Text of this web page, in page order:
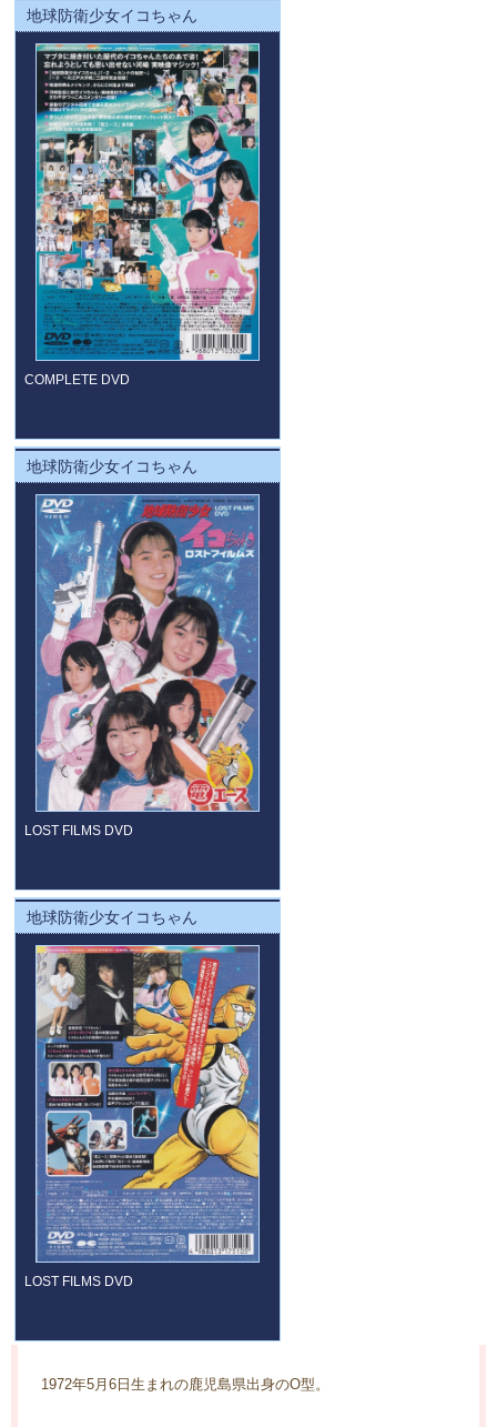
地球防衛少女イコちゃん
COMPLETE DVD
地球防衛少女イコちゃん
LOST FILMS DVD
地球防衛少女イコちゃん
LOST FILMS DVD
1972年5月6日生まれの鹿児島県出身のO型。